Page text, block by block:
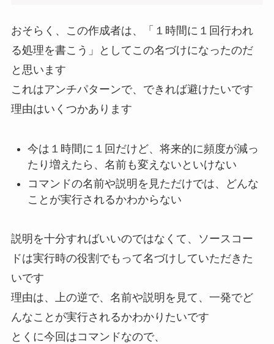
おそらく、この作成者は、「１時間に１回行われ
る処理を書こう」としてこの名づけになったのだ
と思います
これはアンチパターンで、できれば避けたいです
理由はいくつかあります
今は１時間に１回だけど、将来的に頻度が減っ
たり増えたら、名前も変えないといけない
コマンドの名前や説明を見ただけでは、どんな
ことが実行されるかわからない
説明を十分すればいいのではなくて、ソースコー
ドは実行時の役割でもって名づけしていただきた
いです
理由は、上の逆で、名前や説明を見て、一発でど
んなことが実行されるかわかりたいです
とくに今回はコマンドなので、